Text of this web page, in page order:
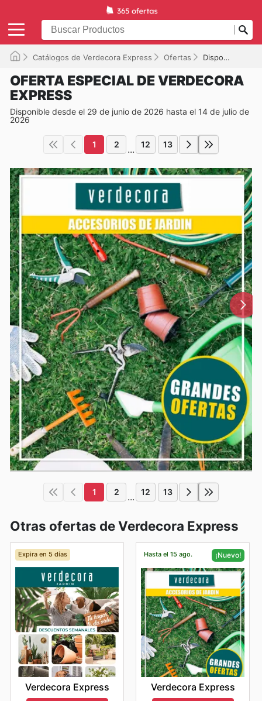
Catálogos de Verdecora Express Ofertas Disponible hasta el 14/07/2026
OFERTA ESPECIAL DE VERDECORA
EXPRESS
Disponible desde el 29 de junio de 2026 hasta el 14 de julio de
2026
1 2 ... 12 13
1 2 ... 12 13
Otras ofertas de Verdecora Express
Expira en 5 días
Verdecora Express
Hasta el 15 ago. ¡Nuevo!
Verdecora Express